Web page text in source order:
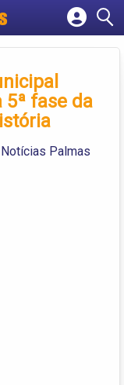
fase da
Notícias Palmas